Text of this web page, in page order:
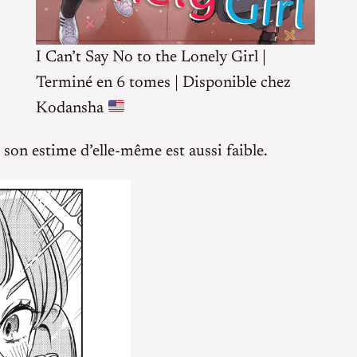
I Can’t Say No to the Lonely Girl |
Terminé en 6 tomes | Disponible chez
Kodansha
estime d’elle-même est aussi faible.